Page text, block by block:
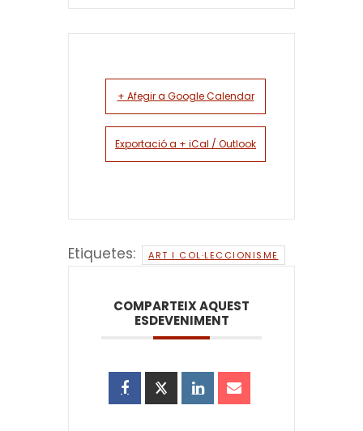
+ Afegir a Google Calendar
Exportació a + iCal / Outlook
Etiquetes: ART I COL·LECCIONISME
COMPARTEIX AQUEST
ESDEVENIMENT